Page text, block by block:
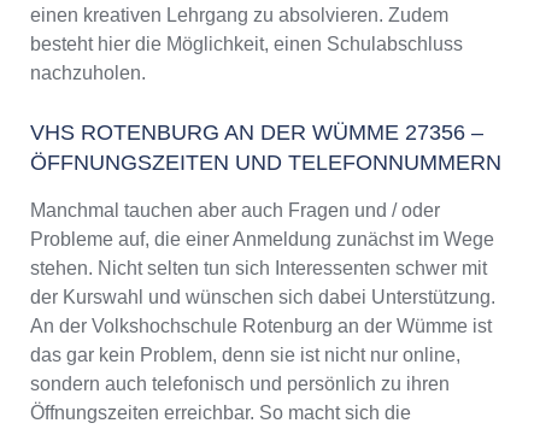
einen kreativen Lehrgang zu absolvieren. Zudem
besteht hier die Möglichkeit, einen Schulabschluss
nachzuholen.
VHS ROTENBURG AN DER WÜMME 27356 –
ÖFFNUNGSZEITEN UND TELEFONNUMMERN
Manchmal tauchen aber auch Fragen und / oder
Probleme auf, die einer Anmeldung zunächst im Wege
stehen. Nicht selten tun sich Interessenten schwer mit
der Kurswahl und wünschen sich dabei Unterstützung.
An der Volkshochschule Rotenburg an der Wümme ist
das gar kein Problem, denn sie ist nicht nur online,
sondern auch telefonisch und persönlich zu ihren
Öffnungszeiten erreichbar. So macht sich die